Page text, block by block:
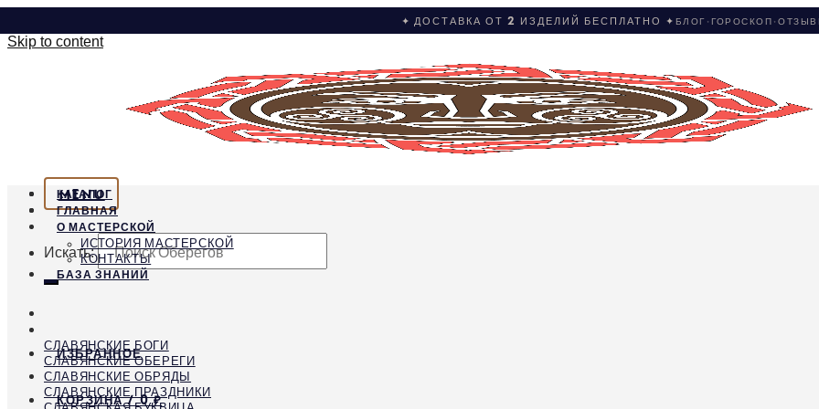
✦ ДОСТАВКА ОТ 2 ИЗДЕЛИЙ БЕСПЛАТНО ✦ БЛОГ ·ГОРОСКОП ·
Skip to content
MENU
Искать:
ИЗБРАННОЕ
КОРЗИНА /0₽
КАТАЛОГ
ГЛАВНАЯ
О МАСТЕРСКОЙ
ИСТОРИЯ МАСТЕРСКОЙ
КОНТАКТЫ
БАЗА ЗНАНИЙ
СЛАВЯНСКИЕ БОГИ
СЛАВЯНСКИЕ ОБЕРЕГИ
СЛАВЯНСКИЕ ОБРЯДЫ
СЛАВЯНСКИЕ ПРАЗДНИКИ